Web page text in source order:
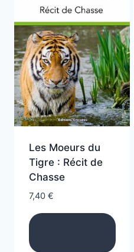
Les Moeurs du
Tigre : Récit de
Chasse
7,40 €